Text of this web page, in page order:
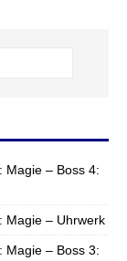
Magie – Boss 4:
Magie – Uhrwerk
Magie – Boss 3: